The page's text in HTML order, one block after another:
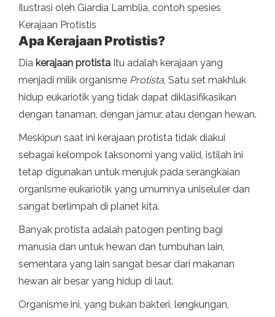
Ilustrasi oleh Giardia Lamblia, contoh spesies
Kerajaan Protistis
Apa Kerajaan Protistis?
Dia kerajaan protista Itu adalah kerajaan yang
menjadi milik organisme Protista, Satu set makhluk
hidup eukariotik yang tidak dapat diklasifikasikan
dengan tanaman, dengan jamur, atau dengan hewan.
Meskipun saat ini kerajaan protista tidak diakui
sebagai kelompok taksonomi yang valid, istilah ini
tetap digunakan untuk merujuk pada serangkaian
organisme eukariotik yang umumnya uniseluler dan
sangat berlimpah di planet kita.
Banyak protista adalah patogen penting bagi
manusia dan untuk hewan dan tumbuhan lain,
sementara yang lain sangat besar dari makanan
hewan air besar yang hidup di laut.
Organisme ini, yang bukan bakteri, lengkungan,